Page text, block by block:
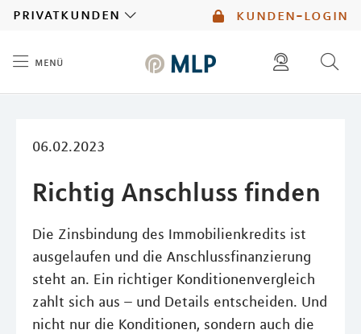
kunden-login
privatkunden
menü
06.02.2023
Richtig Anschluss finden
Die Zinsbindung des Immobilienkredits ist
ausgelaufen und die Anschlussﬁnanzierung
steht an. Ein richtiger Konditionenvergleich
zahlt sich aus – und Details entscheiden. Und
nicht nur die Konditionen, sondern auch die